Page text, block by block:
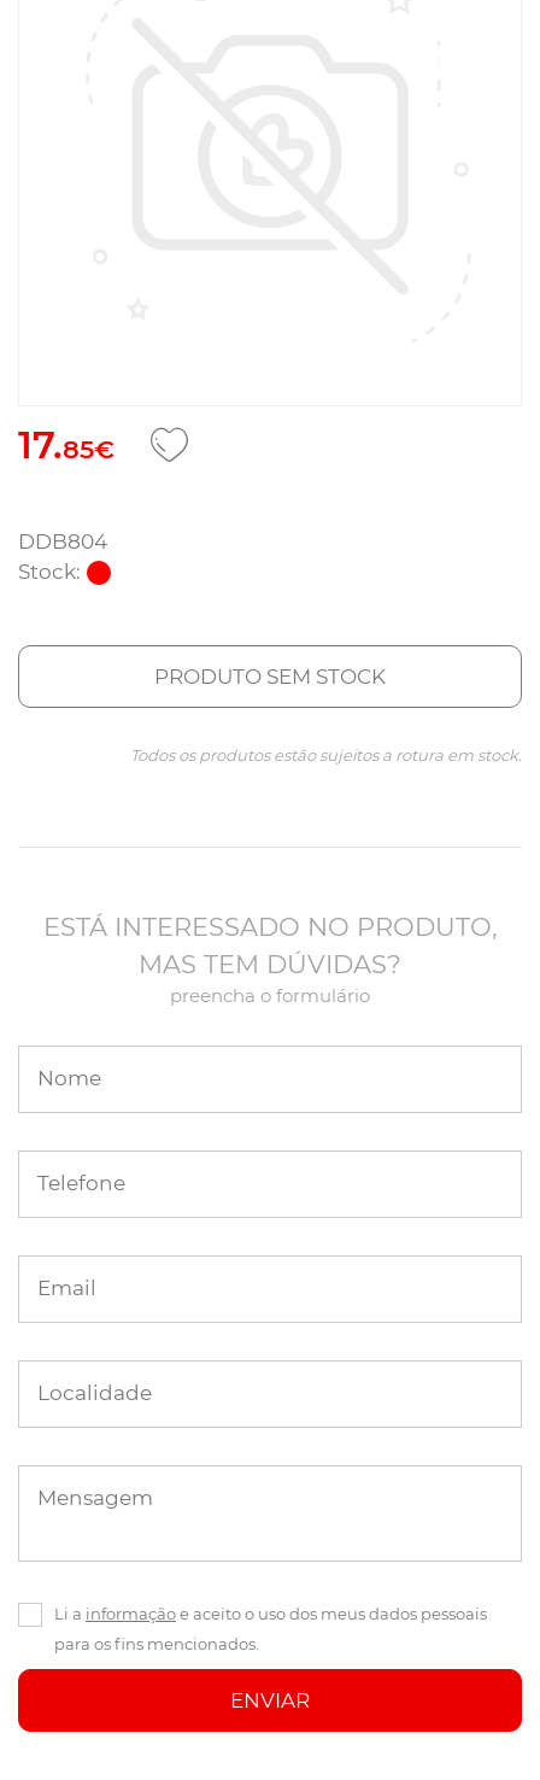
17.85€
DDB804
Stock:
PRODUTO SEM STOCK
Todos os produtos estão sujeitos a rotura em stock.
ESTÁ INTERESSADO NO PRODUTO,
MAS TEM DÚVIDAS?
preencha o formulário
Nome
Telefone
Email
Localidade
Mensagem
Li a informaçãoe aceito o uso dos meus dados pessoais
para os fins mencionados.
ENVIAR